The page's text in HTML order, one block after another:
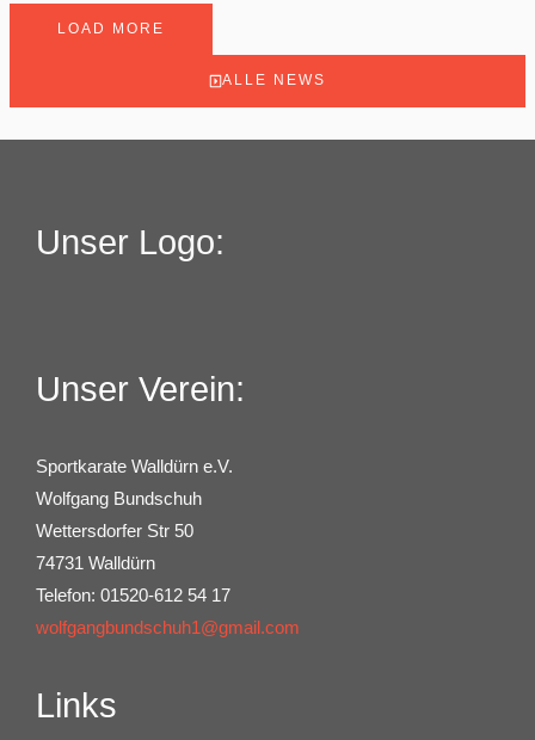
LOAD MORE
ALLE NEWS
Unser Logo:
Unser Verein:
Sportkarate Walldürn e.V.
Wolfgang Bundschuh
Wettersdorfer Str 50
74731 Walldürn
Telefon: 01520-612 54 17
wolfgangbundschuh1@gmail.com
Links